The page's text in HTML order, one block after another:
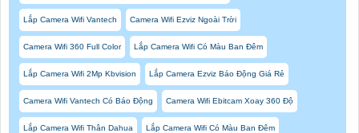
Lắp Camera Wifi Vantech Camera Wifi Ezviz Ngoài Trời
Camera Wifi 360 Full Color Lắp Camera Wifi Có Màu Ban Đêm
Lắp Camera Wifi 2Mp Kbvision Lắp Camera Ezviz Báo Động Giá Rẻ
Camera Wifi Vantech Có Báo Động Camera Wifi Ebitcam Xoay 360 Độ
Lắp Camera Wifi Thân Dahua Lắp Camera Wifi Có Màu Ban Đêm